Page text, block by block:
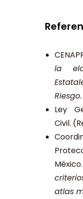
la
Riesgo.
Ley
Civil.
atlas